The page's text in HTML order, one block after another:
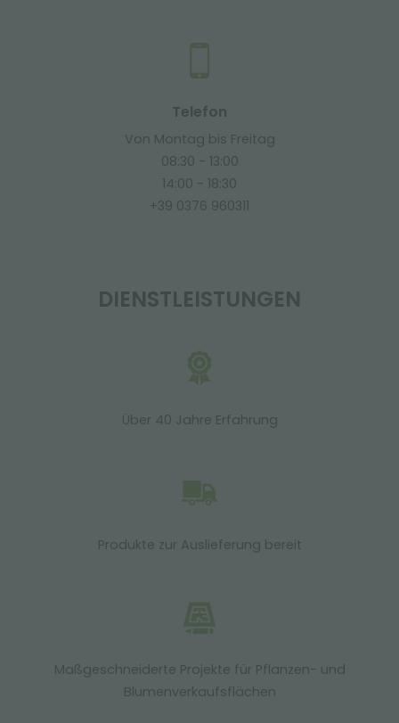
Telefon
Von Montag bis Freitag
08:30 - 13:00
14:00 - 18:30
+39 0376 960311
DIENSTLEISTUNGEN
Über 40 Jahre Erfahrung
Produkte zur Auslieferung bereit
Maßgeschneiderte Projekte für Pflanzen- und
Blumenverkaufsflächen